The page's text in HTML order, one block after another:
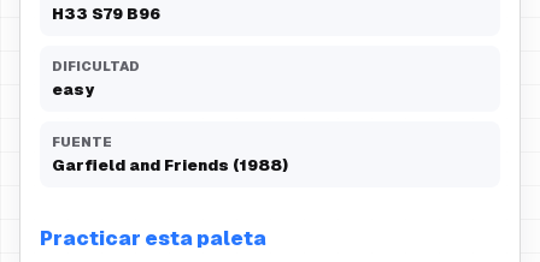
H33 S79 B96
DIFICULTAD
easy
FUENTE
Garfield and Friends (1988)
Practicar esta paleta